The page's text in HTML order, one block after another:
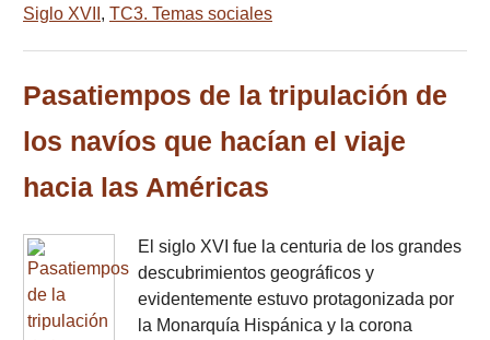
Siglo XVII , TC3. Temas sociales
Pasatiempos de la tripulación de
los navíos que hacían el viaje
hacia las Américas
El siglo XVI fue la centuria de los grandes
descubrimientos geográficos y
evidentemente estuvo protagonizada por
la Monarquía Hispánica y la corona